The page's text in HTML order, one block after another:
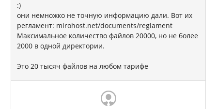
:)
они немножко не точную информацию дали. Вот их
регламент: mirohost.net/documents/reglament
Максимальное количество файлов 20000, но не более
2000 в одной директории.
Это 20 тысяч файлов на любом тарифе